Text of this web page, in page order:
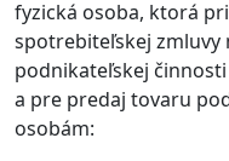
fyzická osoba, ktorá
spotrebiteľskej zmluvy
podnikateľskej
a pre predaj tovaru
osobám: